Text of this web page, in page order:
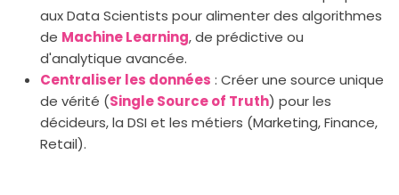
aux Data Scientists pour alimenter des algorithmes
de Machine Learning, de prédictive ou
d'analytique avancée.
Centraliser les données : Créer une source unique
de vérité (Single Source of Truth) pour les
décideurs, la DSI et les métiers (Marketing, Finance,
Retail).